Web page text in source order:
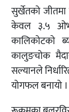
सुर्खेतको
केवल ३.५
कालिकोटको
कालुङचोक
सल्यानले
योगफल बनायो ।